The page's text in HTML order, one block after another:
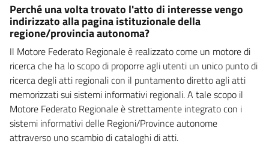
Perché una volta trovato l'atto di interesse vengo
indirizzato alla pagina istituzionale della
regione/provincia autonoma?
Il Motore Federato Regionale è realizzato come un motore di
ricerca che ha lo scopo di proporre agli utenti un unico punto di
ricerca degli atti regionali con il puntamento diretto agli atti
memorizzati sui sistemi informativi regionali. A tale scopo il
Motore Federato Regionale è strettamente integrato con i
sistemi informativi delle Regioni/Province autonome
attraverso uno scambio di cataloghi di atti.